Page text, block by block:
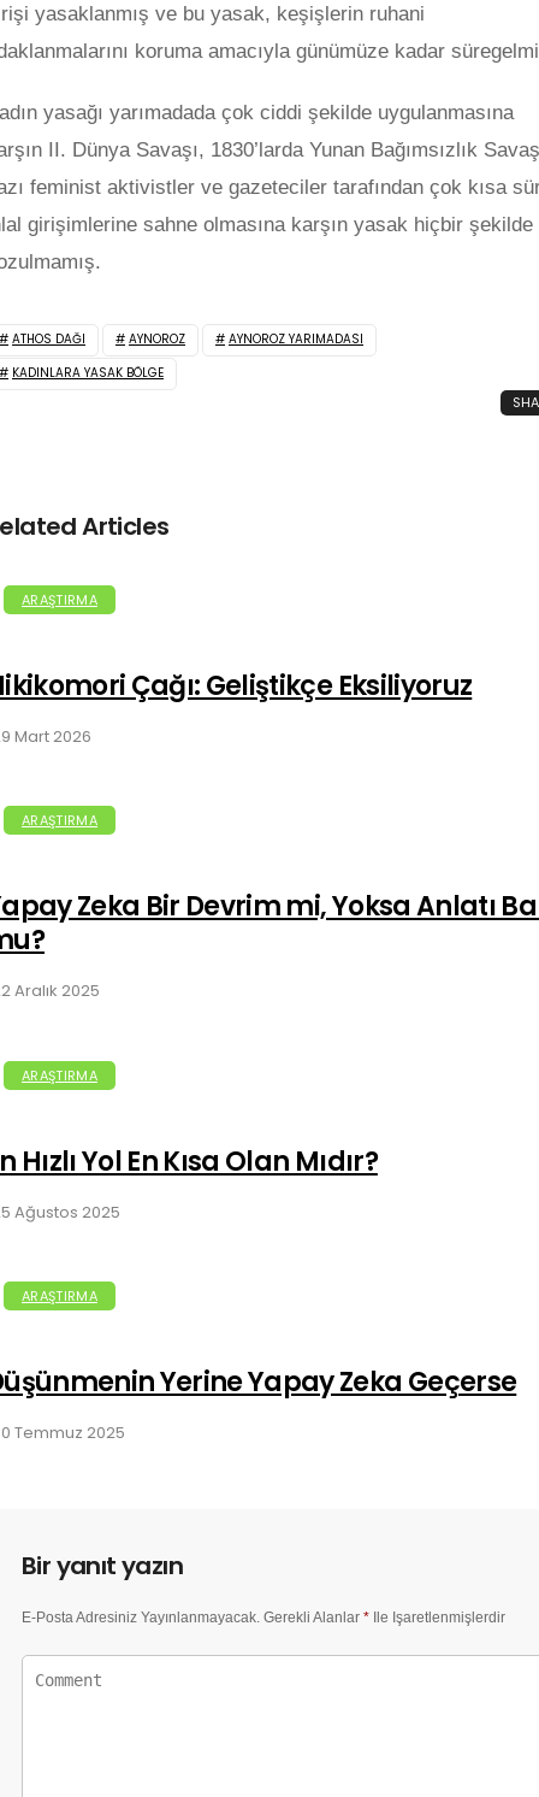
yasaklanmış ve bu yasak, keşişlerin ruhani
koruma amacıyla günümüze kadar
yasağı yarımadada çok ciddi şekilde uygulanmasına
II. Dünya Savaşı, 1830’larda Yunan Bağımsızlık
feminist aktivistler ve gazeteciler tarafından çok kısa
girişimlerine sahne olmasına karşın yasak hiçbir şekilde
ATHOS DAĞI AYNOROZ
AYNOROZ YARIMADASI
KADINLARA YASAK BÖLGE
Articles
ARAŞTIRMA
Çağı: Geliştikçe Eksiliyoruz
Mart 2026
ARAŞTIRMA
Zeka Bir Devrim mi, Yoksa Anlatı
Aralık 2025
ARAŞTIRMA
Hızlı Yol En Kısa Olan Mıdır?
Ağustos 2025
ARAŞTIRMA
Yerine Yapay Zeka Geçerse
Temmuz 2025
Bir yanıt yazın
E-Posta Adresiniz Yayınlanmayacak. Gerekli Alanlar * Ile Işaretlenmişlerdir